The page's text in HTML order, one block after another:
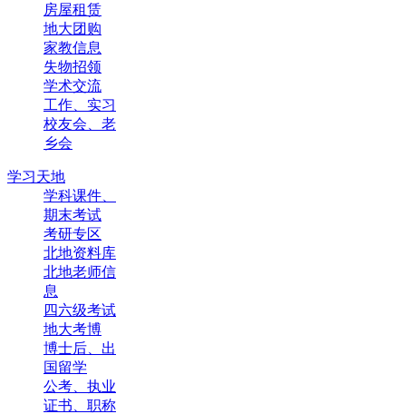
房屋租赁
地大团购
家教信息
失物招领
学术交流
工作、实习
校友会、老
乡会
学习天地
学科课件、
期末考试
考研专区
北地资料库
北地老师信
息
四六级考试
地大考博
博士后、出
国留学
公考、执业
证书、职称